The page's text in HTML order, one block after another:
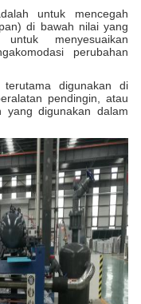
untuk mencegah
di bawah nilai yang
menyesuaikan
perubahan
digunakan di
pendingin, atau
yang digunakan dalam